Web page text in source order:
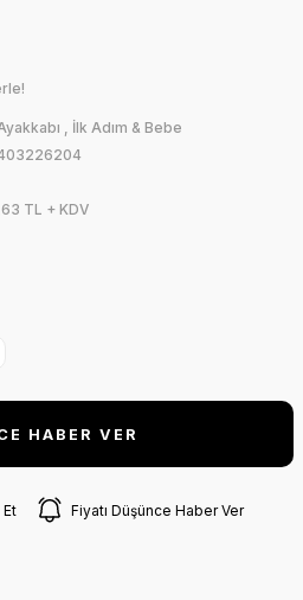
, İlk Adım & Bebe
TL + KDV
HABER VER
Fiyatı Düşünce Haber Ver